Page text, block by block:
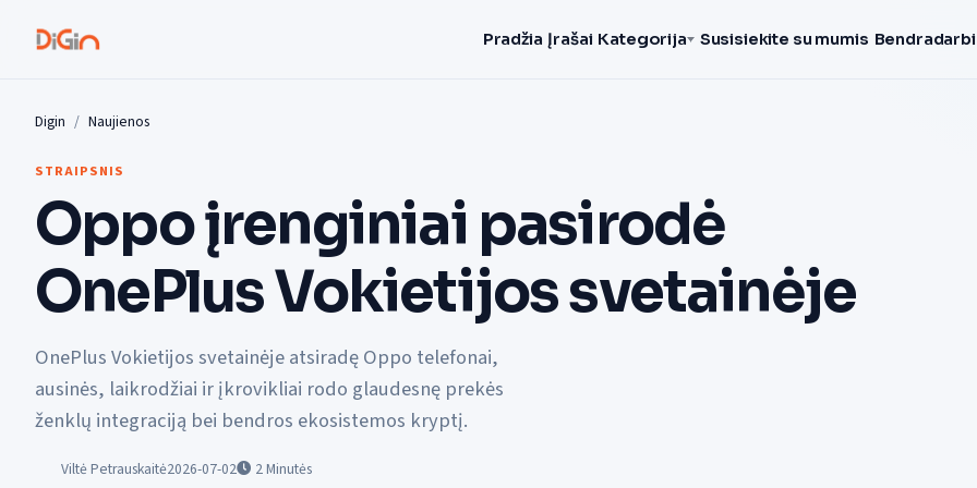
Pradžia Įrašai Kategorija Susisiekite su mumis
Digin Naujienos
STRAIPSNIS
Oppo įrenginiai pasirodė
OnePlus Vokietijos svetainėje
OnePlus Vokietijos svetainėje atsiradę Oppo telefonai,
ausinės, laikrodžiai ir įkrovikliai rodo glaudesnę prekės
ženklų integraciją bei bendros ekosistemos kryptį.
Viltė Petrauskaitė2026-07-02 2Minutės